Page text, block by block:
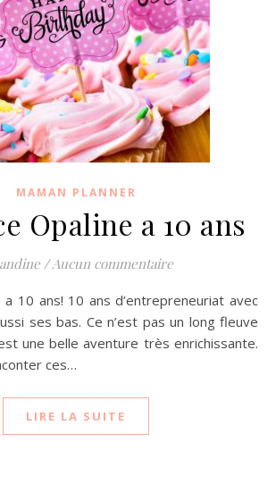
MAMAN PLANNER
Opaline a 10 ans
/Aucun commentaire
ses bas. Ce n’est pas un long fleuve
une belle aventure très enrichissante.
ces…
LIRE LA SUITE